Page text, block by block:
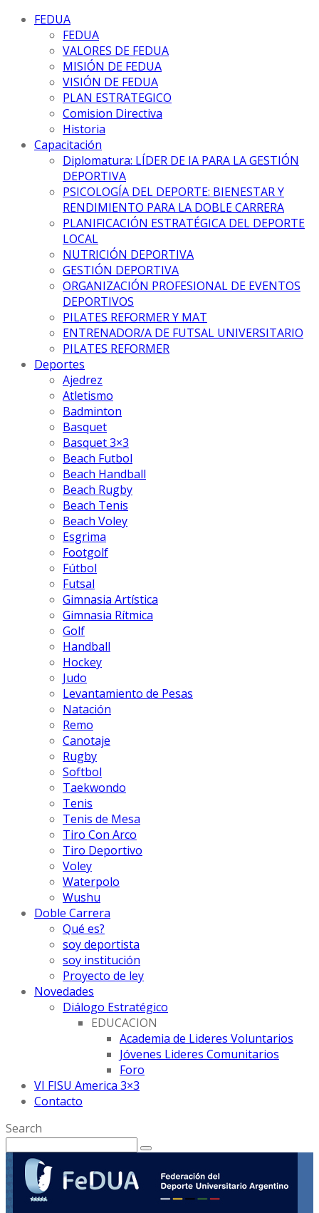
FEDUA
FEDUA
VALORES DE FEDUA
MISIÓN DE FEDUA
VISIÓN DE FEDUA
PLAN ESTRATEGICO
Comision Directiva
Historia
Capacitación
Diplomatura: LÍDER DE IA PARA LA GESTIÓN
DEPORTIVA
PSICOLOGÍA DEL DEPORTE: BIENESTAR Y
RENDIMIENTO PARA LA DOBLE CARRERA
PLANIFICACIÓN ESTRATÉGICA DEL DEPORTE
LOCAL
NUTRICIÓN DEPORTIVA
GESTIÓN DEPORTIVA
ORGANIZACIÓN PROFESIONAL DE EVENTOS
DEPORTIVOS
PILATES REFORMER Y MAT
ENTRENADOR/A DE FUTSAL UNIVERSITARIO
PILATES REFORMER
Deportes
Ajedrez
Atletismo
Badminton
Basquet
Basquet 3×3
Beach Futbol
Beach Handball
Beach Rugby
Beach Tenis
Beach Voley
Esgrima
Footgolf
Fútbol
Futsal
Gimnasia Artística
Gimnasia Rítmica
Golf
Handball
Hockey
Judo
Levantamiento de Pesas
Natación
Remo
Canotaje
Rugby
Softbol
Taekwondo
Tenis
Tenis de Mesa
Tiro Con Arco
Tiro Deportivo
Voley
Waterpolo
Wushu
Doble Carrera
Qué es?
soy deportista
soy institución
Proyecto de ley
Novedades
Diálogo Estratégico
EDUCACION
Academia de Lideres Voluntarios
Jóvenes Lideres Comunitarios
Foro
VI FISU America 3×3
Contacto
Search